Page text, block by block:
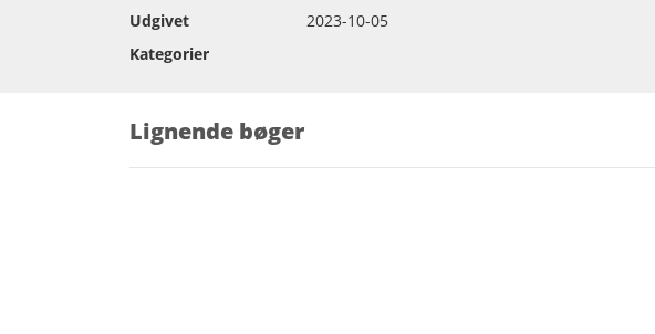
Udgivet
2023-10-05
Kategorier
Lignende bøger